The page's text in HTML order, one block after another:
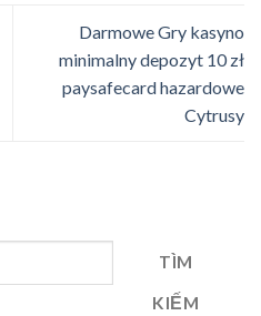
Darmowe Gry kasyno
minimalny depozyt 10 zł
paysafecard hazardowe
Cytrusy
TÌM
KIẾM